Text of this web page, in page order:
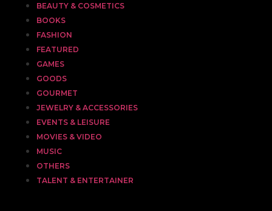
BEAUTY & COSMETICS
BOOKS
FASHION
FEATURED
GAMES
GOODS
GOURMET
JEWELRY & ACCESSORIES
EVENTS & LEISURE
MOVIES & VIDEO
MUSIC
OTHERS
TALENT & ENTERTAINER